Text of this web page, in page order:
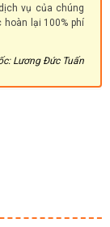
vụ của chúng
hoàn lại 100% phí
Lương Đức Tuấn